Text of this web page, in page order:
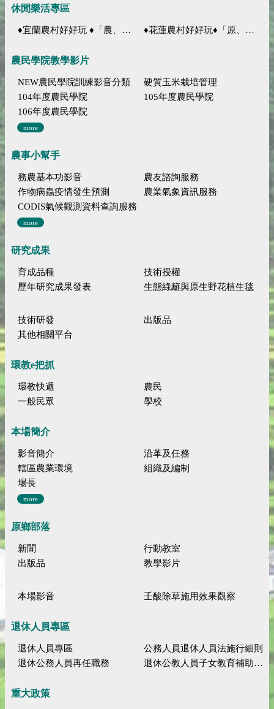
休閒樂活專區
♦宜蘭農村好好玩 ♦「農、藝、山、水」四條遊程推薦 ♦花蓮農村好好玩♦「原、生、慢、活」四條遊程推薦
農民學院教學影片
NEW農民學院訓練影音分類
硬質玉米栽培管理
104年度農民學院
105年度農民學院
106年度農民學院
more
農事小幫手
務農基本功影音
農友諮詢服務
作物病蟲疫情發生預測
農業氣象資訊服務
CODIS氣候觀測資料查詢服務
more
研究成果
育成品種
技術授權
歷年研究成果發表
生態綠籬與原生野花植生毯
技術研發
出版品
其他相關平台
環教e把抓
環教快遞
農民
一般民眾
學校
本場簡介
影音簡介
沿革及任務
轄區農業環境
組織及編制
場長
more
原鄉部落
新聞
行動教室
出版品
教學影片
本場影音 壬酸除草施用效果觀察
退休人員專區
退休人員專區
公務人員退休人員法施行細則
退休公務人員再任職務
退休公教人員子女教育補助規定
重大政策